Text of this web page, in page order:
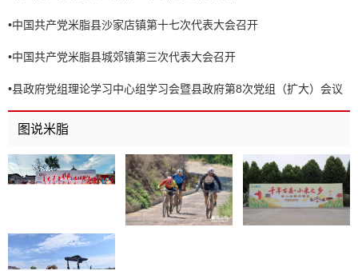
•中国共产党米脂县沙家店镇第十七次代表大会召开
•中国共产党米脂县城郊镇第三次代表大会召开
•县政府党组理论学习中心组学习会暨县政府第8次党组（扩大）会议
召开
图说米脂